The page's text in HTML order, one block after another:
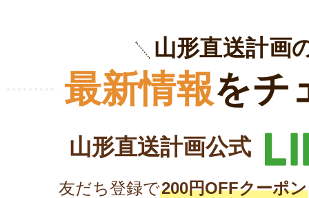
山形直送計画
最新情報をチ
山形直送計画公式
友だち登録で200円OFFクーポン